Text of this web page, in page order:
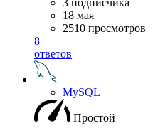
3 подписчика
18 мая
2510 просмотров
8
ответов
MySQL
Простой